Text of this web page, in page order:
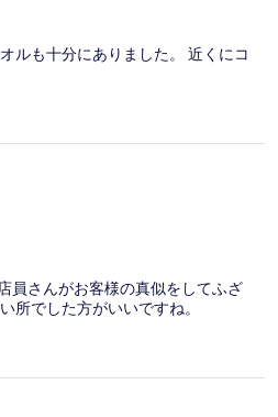
ルも十分にありました。 近くにコ
員さんがお客様の真似をしてふざ
所でした方がいいですね。